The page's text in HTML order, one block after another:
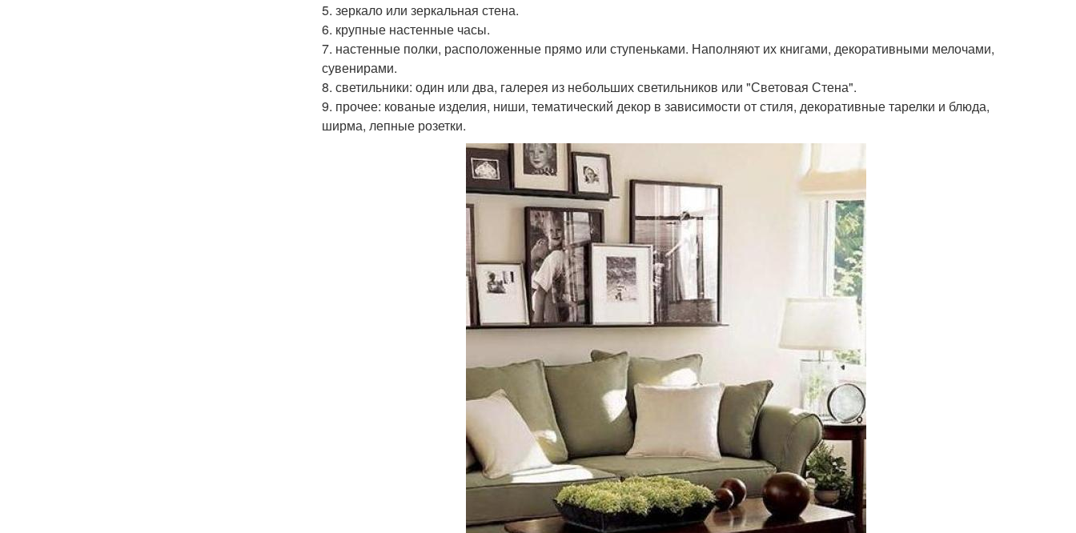
5. зеркало или зеркальная стена.
6. крупные настенные часы.
7. настенные полки, расположенные прямо или ступеньками. Наполняют их книгами, декоративными мелочами,
сувенирами.
8. светильники: один или два, галерея из небольших светильников или "Световая Стена".
9. прочее: кованые изделия, ниши, тематический декор в зависимости от стиля, декоративные тарелки и блюда,
ширма, лепные розетки.